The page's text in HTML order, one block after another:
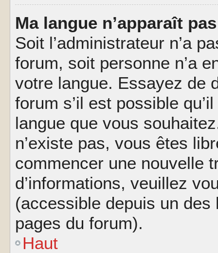
Ma langue n’apparaît
Soit l’administrateur n’a
forum, soit personne n’a
votre langue. Essayez de
forum s’il est possible
langue que vous
n’existe pas, vous êtes
commencer une nouvelle
d’informations, veuillez
(accessible depuis un
pages du forum).
Haut